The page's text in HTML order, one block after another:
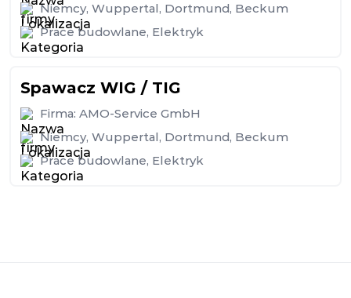
Niemcy, Wuppertal, Dortmund, Beckum
Prace budowlane, Elektryk
Spawacz WIG / TIG
Firma: AMO-Service GmbH
Niemcy, Wuppertal, Dortmund, Beckum
Prace budowlane, Elektryk